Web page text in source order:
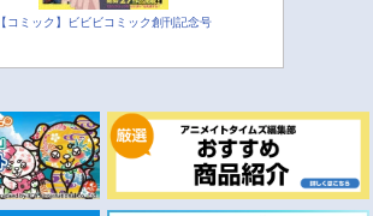
【コミック】ビビビコミック創刊記念号